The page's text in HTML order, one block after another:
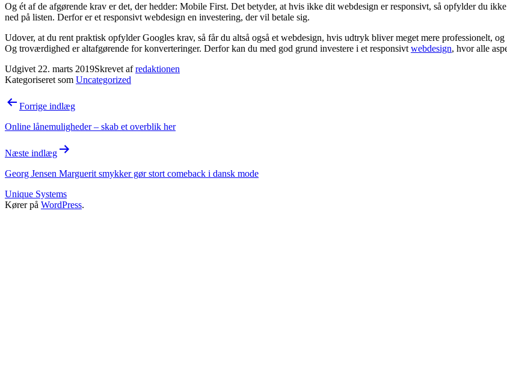
Og ét af de afgørende krav er det, der hedder: Mobile First. Det betyder, at hvis ikke dit webdesign er responsivt, så opfylder du
ned på listen. Derfor er et responsivt webdesign en investering, der vil betale sig.
Udover, at du rent praktisk opfylder Googles krav, så får du altså også et webdesign, hvis udtryk bliver meget mere professionelt,
Og troværdighed er altafgørende for konverteringer. Derfor kan du med god grund investere i et responsivt webdesign, hvor alle
Udgivet 22. marts 2019Skrevet afredaktionen
Kategoriseret som Uncategorized
Indlægsnavigation
Forrige indlæg
Online lånemuligheder – skab et overblik her
Næste indlæg
Georg Jensen Marguerit smykker gør stort comeback i dansk mode
Unique Systems
Kører på WordPress.